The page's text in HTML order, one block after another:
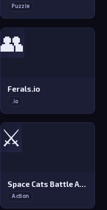
Puzzle
👥
Ferals.io
.io
⚔️
Space Cats Battle Arena
Action